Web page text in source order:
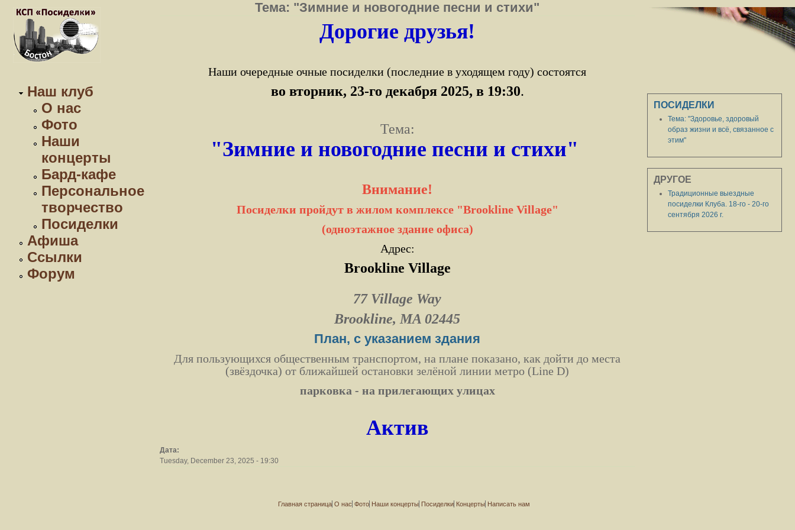
Наш клуб
О нас
Фото
Наши
концерты
Бард-кафе
Персональное
творчество
Посиделки
Афиша
Ссылки
Форум
Тема: "Зимние и новогодние песни и стихи"
Дорогие друзья!
Наши очередные очные посиделки (последние в уходящем году) состоятся
во вторник, 23-го декабря 2025, в 19:30.
Тема:
"Зимние и новогодние песни и стихи"
Внимание!
Посиделки пройдут в жилом комплексе "Brookline Village"
(одноэтажное здание офиса)
Адрес:
Brookline Village
77 Village Way
Brookline, MA 02445
План, с указанием здания
Для пользующихся общественным транспортом, на плане показано, как дойти до места
(звёздочка) от ближайшей остановки зелёной линии метро (Line D)
парковка - на прилегающих улицах
Актив
Дата:
Tuesday, December 23, 2025 - 19:30
ПОСИДЕЛКИ
Тема: "Здоровье, здоровый
образ жизни и всё, связанное с
этим"
ДРУГОЕ
Традиционные выездные
посиделки Клуба. 18-го - 20-го
сентября 2026 г.
Главная страница О нас Фото Наши концерты Посиделки Концерты Написать нам